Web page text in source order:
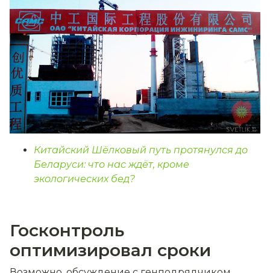
Китайский Шёлковый путь протянулся до
Беларуси: что нас ждёт, кроме
экологических бед?
Госконтроль
оптимизировал сроки